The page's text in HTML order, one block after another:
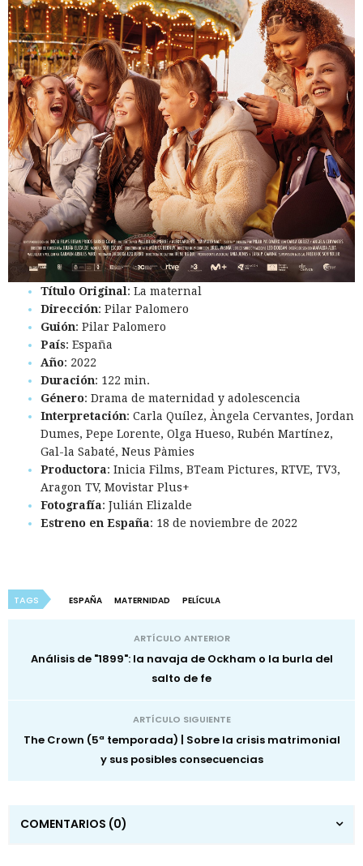
Título Original: La maternal
Dirección: Pilar Palomero
Guión: Pilar Palomero
País: España
Año: 2022
Duración: 122 min.
Género: Drama de maternidad y adolescencia
Interpretación: Carla Quílez, Àngela Cervantes, Jordan
Dumes, Pepe Lorente, Olga Hueso, Rubén Martínez,
Gal-la Sabaté, Neus Pàmies
Productora: Inicia Films, BTeam Pictures, RTVE, TV3,
Aragon TV, Movistar Plus+
Fotografía: Julián Elizalde
Estreno en España: 18 de noviembre de 2022
TAGS ESPAÑA MATERNIDAD PELÍCULA
ARTÍCULO ANTERIOR
Análisis de "1899": la navaja de Ockham o la burla del
salto de fe
ARTÍCULO SIGUIENTE
The Crown (5ª temporada) | Sobre la crisis matrimonial
y sus posibles consecuencias
COMENTARIOS (0)